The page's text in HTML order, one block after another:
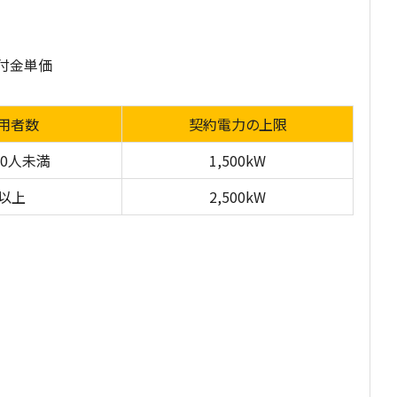
単価
者数
契約電力の上限
人未満
1,500kW
上
2,500kW